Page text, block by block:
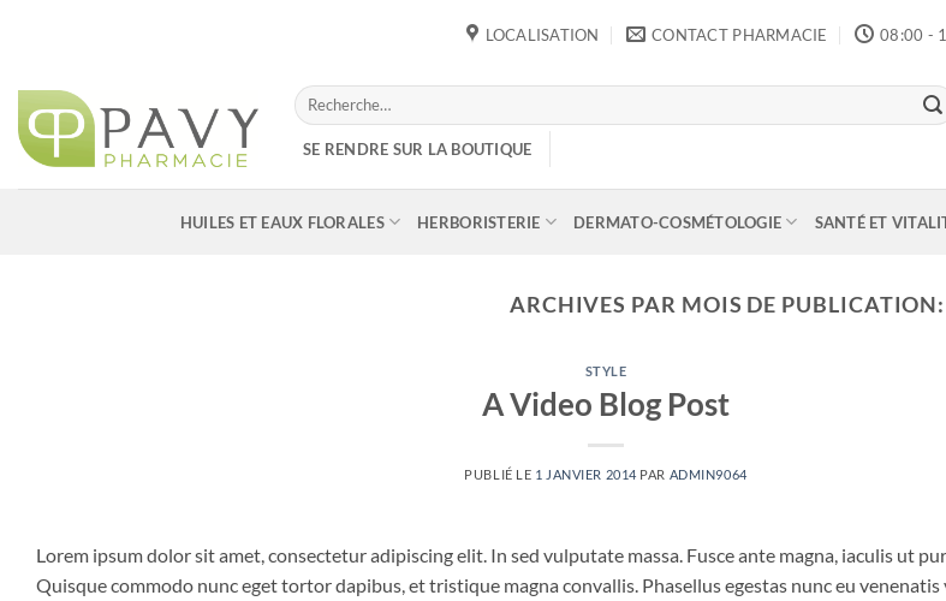
LOCALISATION CONTACT PHARMACIE 08:00 -
Recherche
pour :
SE RENDRE SUR LA BOUTIQUE
HUILES ET EAUX FLORALES HERBORISTERIE DERMATO-COSMÉTOLOGIE SANTÉ ET
ARCHIVES PAR MOIS DE
STYLE
A Video Blog Post
PUBLIÉ LE 1 JANVIER 2014 PAR ADMIN9064
Lorem ipsum dolor sit amet, consectetur adipiscing elit. In sed vulputate massa. Fusce ante magna, iaculis ut
Quisque commodo nunc eget tortor dapibus, et tristique magna convallis. Phasellus egestas nunc eu venenatis